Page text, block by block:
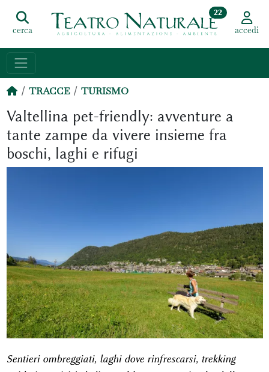
cerca
22
accedi
TRACCE TURISMO
Valtellina pet-friendly: avventure a
tante zampe da vivere insieme fra
boschi, laghi e rifugi
Sentieri ombreggiati, laghi dove rinfrescarsi, trekking